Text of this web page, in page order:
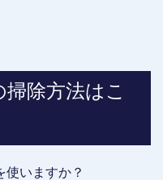
除方法はこ
使いますか？